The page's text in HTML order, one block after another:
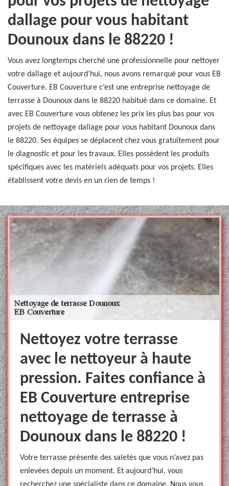
dallage pour vous habitant
Dounoux dans le 88220 !
Vous avez longtemps cherché une professionnelle pour nettoyer
votre dallage et aujourd’hui, nous avons remarqué pour vous EB
Couverture. EB Couverture c’est une entreprise nettoyage de
terrasse à Dounoux dans le 88220 habitué dans ce domaine. Et
avec EB Couverture vous obtenez les prix les plus bas pour vos
projets de nettoyage dallage pour vous habitant Dounoux dans
le 88220. Ses équipes se déplacent chez vous gratuitement pour
le diagnostic et pour les travaux. Elles possèdent les produits
spécifiques avec les matériels adéquats pour vos projets. Elles
établissent votre devis en un rien de temps !
Nettoyez votre terrasse
avec le nettoyeur à haute
pression. Faites confiance à
EB Couverture entreprise
nettoyage de terrasse à
Dounoux dans le 88220 !
Votre terrasse présente des saletés que vous n’avez pas
enlevées depuis un moment. Et aujourd’hui, vous